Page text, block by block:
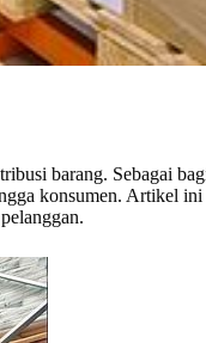
barang. Sebagai
konsumen. Artikel ini